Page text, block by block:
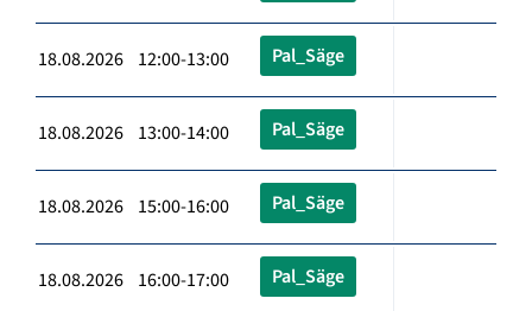
18.08.2026 12:00-13:00 Pal_Säge
18.08.2026 13:00-14:00 Pal_Säge
18.08.2026 15:00-16:00 Pal_Säge
18.08.2026 16:00-17:00 Pal_Säge